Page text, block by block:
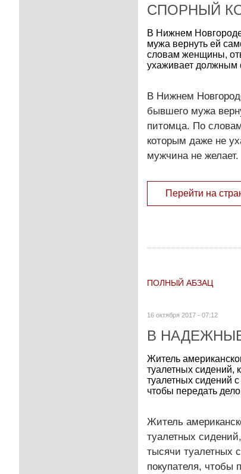
СПОРНЫЙ
В Нижнем Новгороде
мужа вернуть ей
словам женщины,
ухаживает должным
В Нижнем
бывшего мужа
питомца. По
которым даже не
мужчина не желает.
Перейти на
ПОЛНЫЙ АБЗАЦ
16 октября 2017 - 07:12
В
Житель
туалетных сидений,
туалетных сидений
чтобы передать
Житель
туалетных
тысячи туалетных
покупателя, чтобы